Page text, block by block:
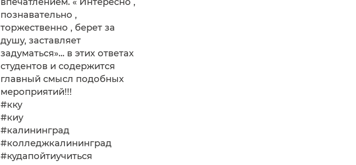
познавательно ,
торжественно , берет за
душу, заставляет
задуматься»... в этих ответах
студентов и содержится
главный смысл подобных
мероприятий!!!
#кку
#киу
#калининград
#колледжкалининград
#кудапойтиучиться